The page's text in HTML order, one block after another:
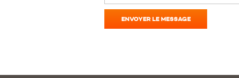
ENVOYER LE MESSAGE